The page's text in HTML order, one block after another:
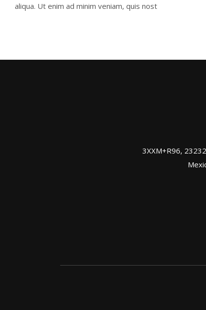
aliqua. Ut enim ad minim veniam, quis nost
3XXM+R96, 23232